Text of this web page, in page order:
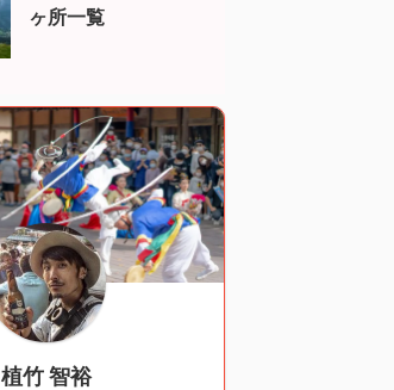
ヶ所一覧
植竹 智裕